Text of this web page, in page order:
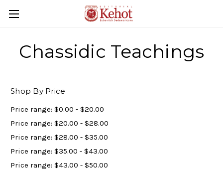
Chassidic Teachings
Shop By Price
Price range: $0.00 - $20.00
Price range: $20.00 - $28.00
Price range: $28.00 - $35.00
Price range: $35.00 - $43.00
Price range: $43.00 - $50.00